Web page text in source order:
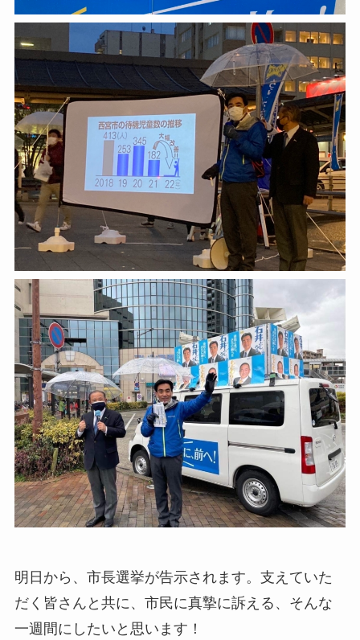
明日から、市長選挙が告示されます。支えていた
だく皆さんと共に、市民に真摯に訴える、そんな
一週間にしたいと思います！